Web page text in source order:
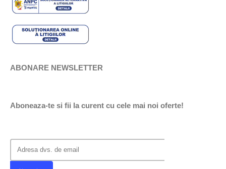
ABONARE NEWSLETTER
Aboneaza-te si fii la curent cu cele mai noi oferte!